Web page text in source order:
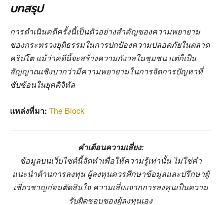
บทสรุป
การดำเนินคดีครั้งนี้เป็นตัวอย่างสำคัญของความพยายาม
ของกระทรวงยุติธรรมในการปกป้องความปลอดภัยในตลาด
คริปโต แม้ว่าคดีนี้จะสร้างความกังวลในชุมชน แต่ก็เป็น
สัญญาณเชิงบวกว่ามีความพยายามในการจัดการปัญหาที่
ซับซ้อนในยุคดิจิทัล
แหล่งที่มา: The Block
คำเตือนความเสี่ยง:
ข้อมูลบนเว็บไซต์นี้จัดทำเพื่อให้ความรู้เท่านั้น ไม่ใช่คำ
แนะนำด้านการลงทุน ผู้ลงทุนควรศึกษาข้อมูลและปรึกษาผู้
เชี่ยวชาญก่อนตัดสินใจ ความเสี่ยงจากการลงทุนเป็นความ
รับผิดชอบของผู้ลงทุนเอง